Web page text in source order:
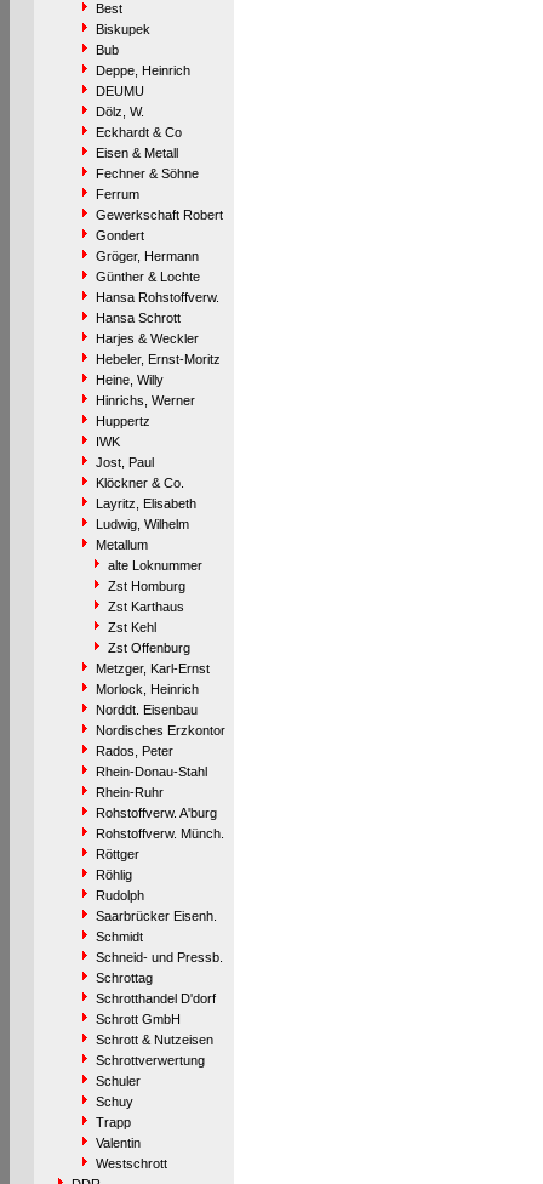
Best
Biskupek
Bub
Deppe, Heinrich
DEUMU
Dölz, W.
Eckhardt & Co
Eisen & Metall
Fechner & Söhne
Ferrum
Gewerkschaft Robert
Gondert
Gröger, Hermann
Günther & Lochte
Hansa Rohstoffverw.
Hansa Schrott
Harjes & Weckler
Hebeler, Ernst-Moritz
Heine, Willy
Hinrichs, Werner
Huppertz
IWK
Jost, Paul
Klöckner & Co.
Layritz, Elisabeth
Ludwig, Wilhelm
Metallum
alte Loknummer
Zst Homburg
Zst Karthaus
Zst Kehl
Zst Offenburg
Metzger, Karl-Ernst
Morlock, Heinrich
Norddt. Eisenbau
Nordisches Erzkontor
Rados, Peter
Rhein-Donau-Stahl
Rhein-Ruhr
Rohstoffverw. A'burg
Rohstoffverw. Münch.
Röttger
Röhlig
Rudolph
Saarbrücker Eisenh.
Schmidt
Schneid- und Pressb.
Schrottag
Schrotthandel D'dorf
Schrott GmbH
Schrott & Nutzeisen
Schrottverwertung
Schuler
Schuy
Trapp
Valentin
Westschrott